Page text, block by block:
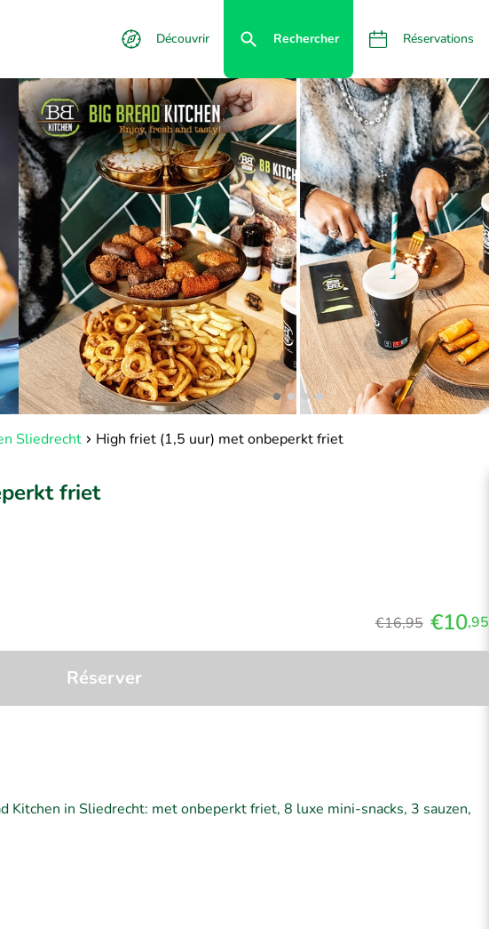
Découvrir Rechercher Réservations
Sliedrecht High friet (1,5 uur) met onbeperkt friet
friet
€16,95 €10,95
Réserver
Kitchen in Sliedrecht: met onbeperkt friet, 8 luxe mini-snacks, 3 sauzen,